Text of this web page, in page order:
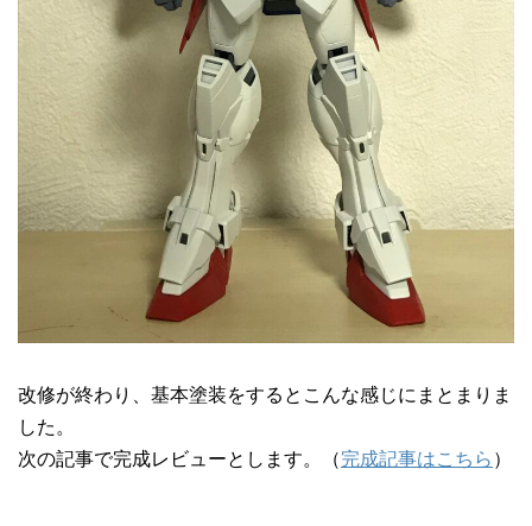
改修が終わり、基本塗装をするとこんな感じにまとまりま
した。
次の記事で完成レビューとします。（完成記事はこちら ）